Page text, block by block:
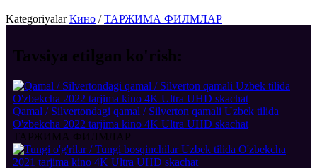
Kategoriyalar Кино /ТАРЖИМА ФИЛМЛАР
Tavsiya etilgan ko'rish:
Qamal / Silvertondagi qamal / Silverton qamali Uzbek tilida
O'zbekcha 2022 tarjima kino 4K Ultra UHD skachat
ТАРЖИМА ФИЛМЛАР